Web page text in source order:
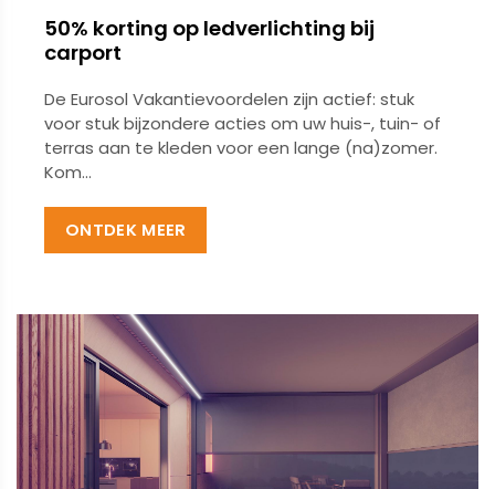
50% korting op ledverlichting bij
carport
De Eurosol Vakantievoordelen zijn actief: stuk
voor stuk bijzondere acties om uw huis-, tuin- of
terras aan te kleden voor een lange (na)zomer.
Kom...
ONTDEK MEER